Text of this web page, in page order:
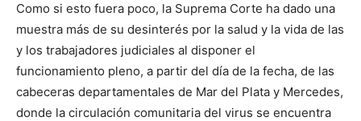
Como si esto fuera poco, la Suprema Corte ha dado una
muestra más de su desinterés por la salud y la vida de las
y los trabajadores judiciales al disponer el
funcionamiento pleno, a partir del día de la fecha, de las
cabeceras departamentales de Mar del Plata y Mercedes,
donde la circulación comunitaria del virus se encuentra